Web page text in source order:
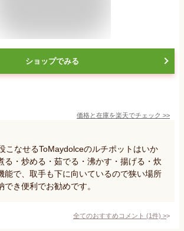
ショップでみる
価格と在庫を楽天でチェック >>
こなせるToMaydolceのルチポットはいか
る・炒める・茹でる・沸かす・揚げる・炊
能で、取手も下に向いているので狭い場所
でき便利でお勧めです。
全てのおすすめコメント (1件) >